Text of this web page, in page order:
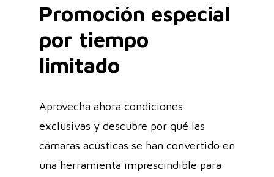
Promoción especial
por tiempo
limitado
Aprovecha ahora condiciones
exclusivas y descubre por qué las
cámaras acústicas se han convertido en
una herramienta imprescindible para